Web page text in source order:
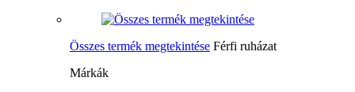
Összes termék megtekintése Férfi ruházat
Márkák